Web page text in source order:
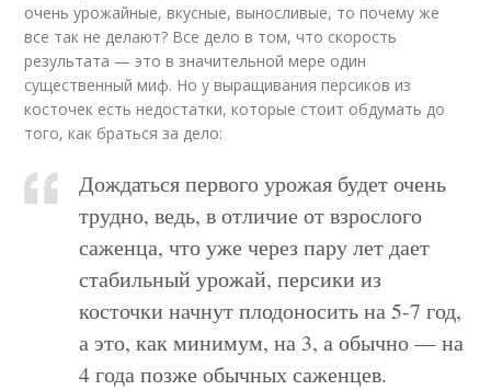
очень урожайные, вкусные, выносливые, то почему же
все так не делают? Все дело в том, что скорость
результата — это в значительной мере один
существенный миф. Но у выращивания персиков из
косточек есть недостатки, которые стоит обдумать до
того, как браться за дело:
Дождаться первого урожая будет очень
трудно, ведь, в отличие от взрослого
саженца, что уже через пару лет дает
стабильный урожай, персики из
косточки начнут плодоносить на 5-7 год,
а это, как минимум, на 3, а обычно — на
4 года позже обычных саженцев.